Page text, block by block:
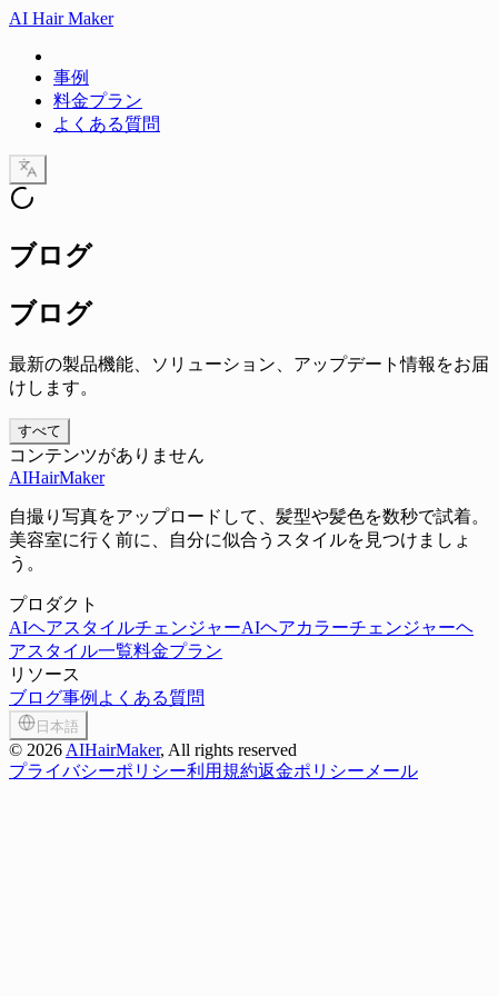
AI Hair Maker
事例
料金プラン
よくある質問
ブログ
ブログ
最新の製品機能、ソリューション、アップデート情報をお届
けします。
すべて
コンテンツがありません
AIHairMaker
自撮り写真をアップロードして、髪型や髪色を数秒で試着。
美容室に行く前に、自分に似合うスタイルを見つけましょ
う。
プロダクト
AIヘアスタイルチェンジャーAIヘアカラーチェンジャーヘ
アスタイル一覧料金プラン
リソース
ブログ事例 よくある質問
日本語
© 2026 AIHairMaker, All rights reserved
プライバシーポリシー利用規約返金ポリシー メール